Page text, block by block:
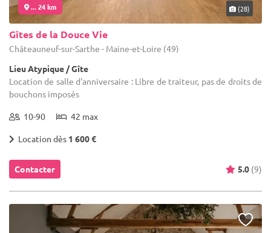
... 24 km (28)
Gîtes de la Douce Vie
Châteauneuf-sur-Sarthe - Maine-et-Loire (49)
Lieu Atypique / Gîte
Location de salle d'anniversaire : Libre de traiteur, pas de droits de
bouchons imposés
10-90 42 max
Location dès 1 600 €
Contacter 5.0 (9)